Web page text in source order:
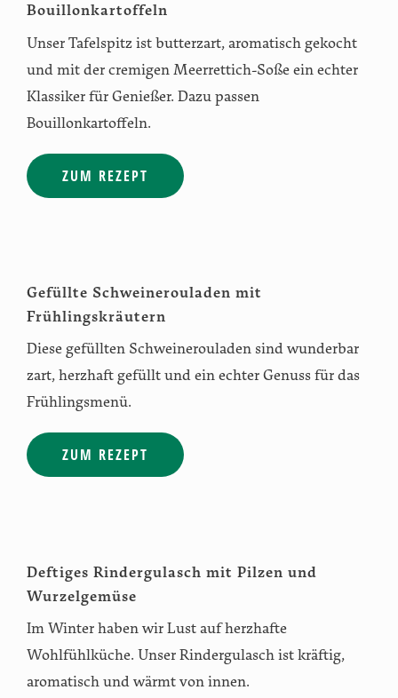
Bouillonkartoffeln
Unser Tafelspitz ist butterzart, aromatisch gekocht
und mit der cremigen Meerrettich-Soße ein echter
Klassiker für Genießer. Dazu passen
Bouillonkartoffeln.
ZUM REZEPT
Gefüllte Schweinerouladen mit
Frühlingskräutern
Diese gefüllten Schweinerouladen sind wunderbar
zart, herzhaft gefüllt und ein echter Genuss für das
Frühlingsmenü.
ZUM REZEPT
Deftiges Rindergulasch mit Pilzen und
Wurzelgemüse
Im Winter haben wir Lust auf herzhafte
Wohlfühlküche. Unser Rindergulasch ist kräftig,
aromatisch und wärmt von innen.